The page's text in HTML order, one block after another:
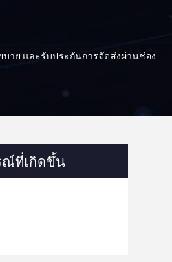
บาย และรับประกันการจัดส่งผ่านช่อง
ณ์ที่เกิดขึ้น